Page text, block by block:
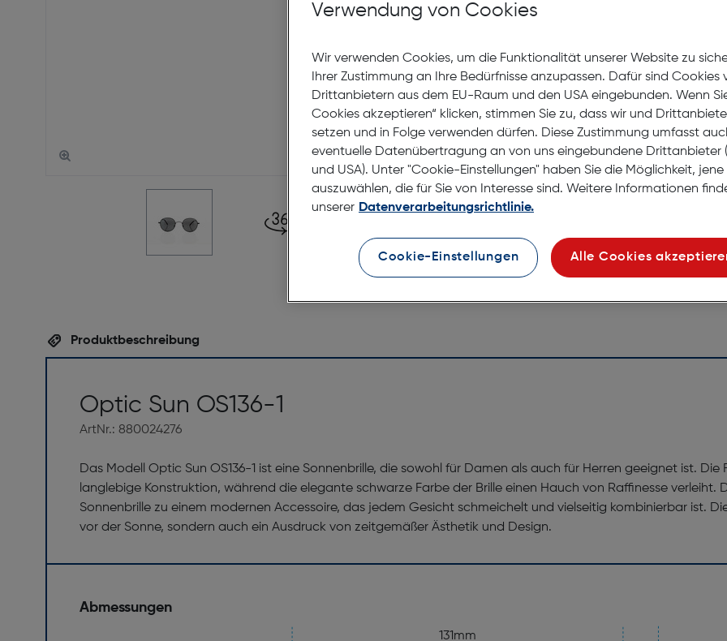
Als
In
Jetzt
Lagernd
Nach
Produktbeschreibung
Optic Sun OS136-1
ArtNr.: 880024276
Das Modell Optic Sun OS136-1 ist eine Sonnenbrille, die sowohl für Damen als auch für Herren geeignet ist.
langlebige Konstruktion, während die elegante schwarze Farbe der Brille einen Hauch von Raffinesse verleiht.
Sonnenbrille zu einem modernen Accessoire, das jedem Gesicht schmeichelt und vielseitig kombinierbar ist.
vor der Sonne, sondern auch ein Ausdruck von zeitgemäßer Ästhetik und Design.
Abmessungen
131mm
Verwendung von Cookies
Wir verwenden Cookies, um die Funktionalität unserer Website zu
Ihrer Zustimmung an Ihre Bedürfnisse anzupassen. Dafür sind Cookies
Drittanbietern aus dem EU-Raum und den USA eingebunden. Wenn
Cookies akzeptieren“ klicken, stimmen Sie zu, dass wir und
setzen und in Folge verwenden dürfen. Diese Zustimmung umfasst
eventuelle Datenübertragung an von uns eingebundene Drittanbieter
und USA). Unter "Cookie-Einstellungen" haben Sie die Möglichkeit,
auszuwählen, die für Sie von Interesse sind. Weitere Informationen
unserer Datenverarbeitungsrichtlinie.
Cookie-Einstellungen Alle Cookies